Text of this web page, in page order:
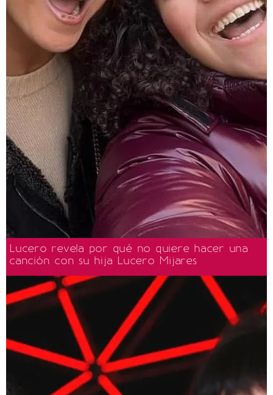
Lucero revela por qué no quiere hacer una
canción con su hija Lucero Mijares